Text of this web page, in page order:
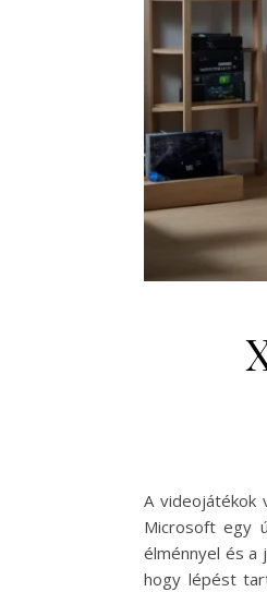
A videojátékok
Microsoft egy
élménnyel és a
hogy lépést